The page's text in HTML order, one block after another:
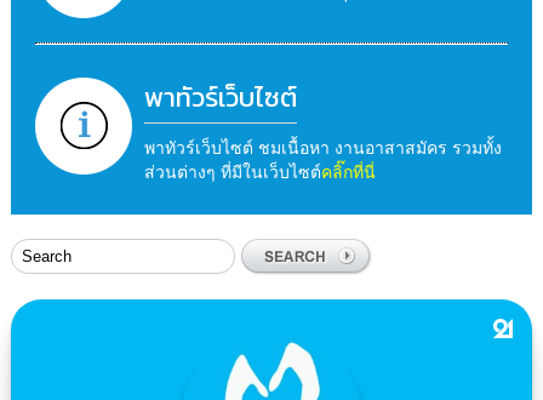
พาทัวร์เว็บไซต์
พาทัวร์เว็บไซต์ ชมเนื้อหา งานอาสาสมัคร รวมทั้ง
ส่วนต่างๆ ที่มีในเว็บไซต์คลิ๊กที่นี่